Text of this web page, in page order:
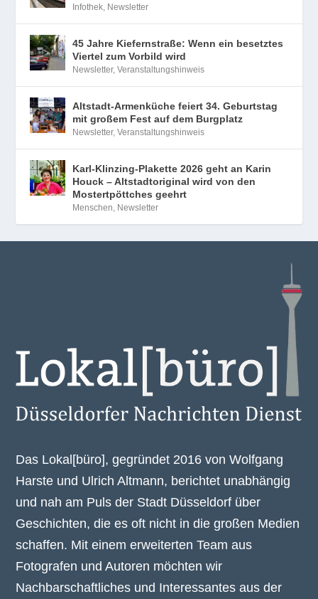
Infothek, Newsletter
45 Jahre Kiefernstraße: Wenn ein besetztes
Viertel zum Vorbild wird
Newsletter,Veranstaltungshinweis
Altstadt-Armenküche feiert 34. Geburtstag
mit großem Fest auf dem Burgplatz
Newsletter,Veranstaltungshinweis
Karl-Klinzing-Plakette 2026 geht an Karin
Houck – Altstadtoriginal wird von den
Mostertpöttches geehrt
Menschen, Newsletter
Das Lokal[büro], gegründet 2016 von Wolfgang
Harste und Ulrich Altmann, berichtet unabhängig
und nah am Puls der Stadt Düsseldorf über
Geschichten, die es oft nicht in die großen Medien
schaffen. Mit einem erweiterten Team aus
Fotografen und Autoren möchten wir
Nachbarschaftliches und Interessantes aus der